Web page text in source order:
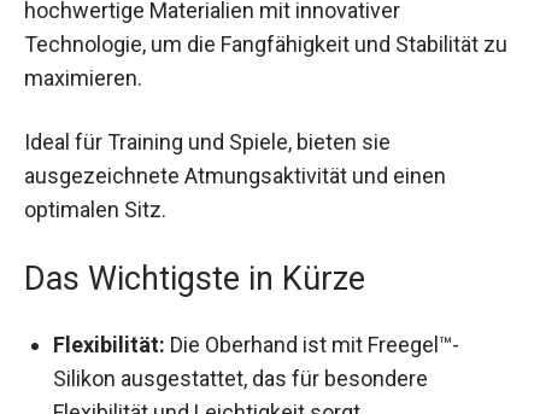
Technologie, um die Fangfähigkeit und Stabilität
zu maximieren.
ausgezeichnete Atmungsaktivität und einen
optimalen Sitz.
Das Wichtigste in Kürze
Silikon ausgestattet, das für besondere
Flexibilität und Leichtigkeit sorgt.